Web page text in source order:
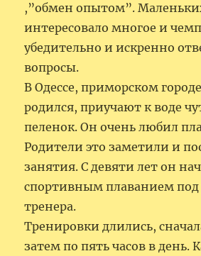
,”обмен опытом”.
интересовало многое и
убедительно и искренно
вопросы.
В Одессе, приморском
родился, приучают к воде
пеленок. Он очень любил
Родители это заметили и
занятия. С девяти лет он
спортивным плаванием под
тренера.
Тренировки длились,
затем по пять часов в день.